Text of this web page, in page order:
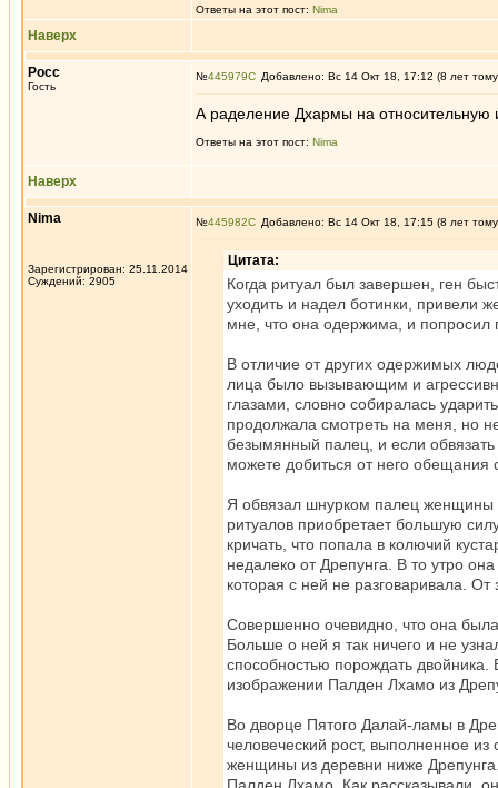
Ответы на этот пост: Nima
Наверх
Росс
Гость
№445979 Добавлено: Вс 14 Окт 18, 17:12 (8 лет
А раделение Дхармы на относительную
Ответы на этот пост: Nima
Наверх
Nima
Зарегистрирован: 25.11.2014
Суждений: 2905
№445982 Добавлено: Вс 14 Окт 18, 17:15 (8 лет
Цитата:
Когда ритуал был завершен, ген
уходить и надел ботинки, привели
мне, что она одержима, и попросил
В отличие от других одержимых
лица было вызывающим и
глазами, словно собиралась
продолжала смотреть на меня, но
безымянный палец, и если
можете добиться от него обещания
Я обвязал шнурком палец женщины
ритуалов приобретает большую
кричать, что попала в колючий
недалеко от Дрепунга. В то утро
которая с ней не разговаривала. От
Совершенно очевидно, что она
Больше о ней я так ничего и не
способностью порождать
изображении Палден Лхамо из
Во дворце Пятого Далай-ламы в
человеческий рост, выполненное
женщины из деревни ниже